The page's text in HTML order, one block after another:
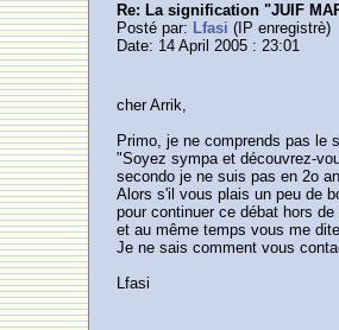
Re: La signification "JUIF
Posté par: Lfasi (IP enregistrè)
Date: 14 April 2005 : 23:01
cher Arrik,
Primo, je ne comprends pas le
"Soyez sympa et découvrez-
secondo je ne suis pas en 2o
Alors s'il vous plais un peu de
pour continuer ce débat hors
et au même temps vous me
Je ne sais comment vous
Lfasi